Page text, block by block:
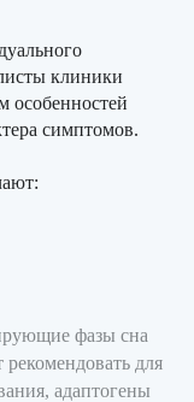
клиники
особенностей
симптомов.
фазы сна
для
адаптогены